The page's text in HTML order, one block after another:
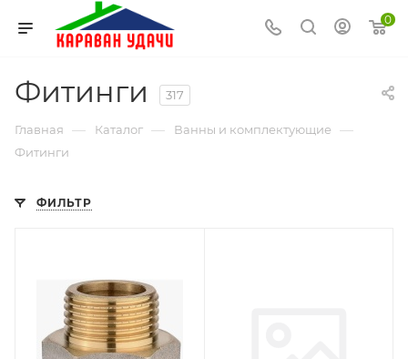
0
Фитинги 317
Главная — Каталог — Ванны и комплектующие —
Фитинги
ФИЛЬТР